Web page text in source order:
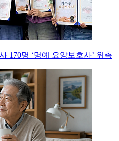
170명 ‘명예 요양보호사’ 위촉